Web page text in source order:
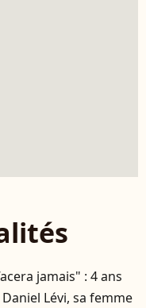
jamais" : 4 ans
Lévi, sa femme